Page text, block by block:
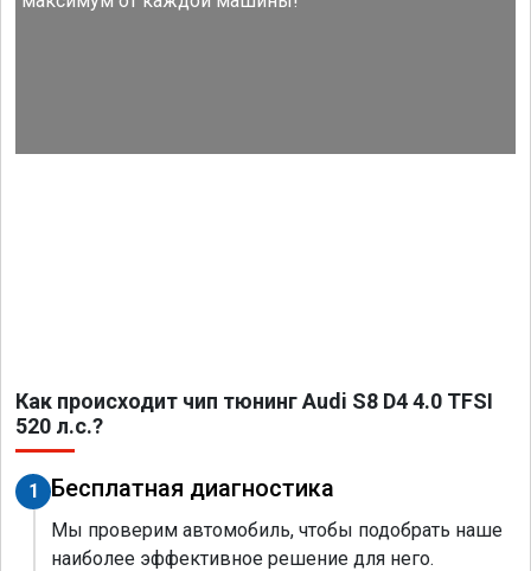
Как происходит чип тюнинг Audi S8 D4 4.0 TFSI
520 л.с.?
1 Бесплатная диагностика
Мы проверим автомобиль, чтобы подобрать наше
наиболее эффективное решение для него.